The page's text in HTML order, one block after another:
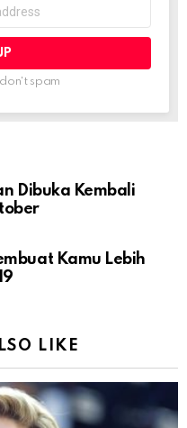
spam
Dibuka Kembali
Kamu Lebih
LIKE